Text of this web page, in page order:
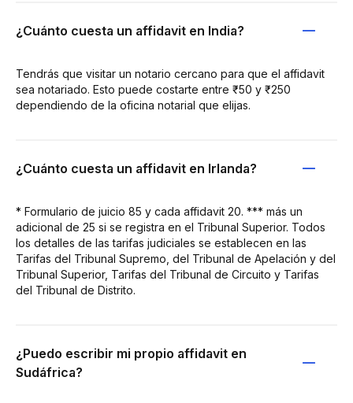
¿Cuánto cuesta un affidavit en India?
Tendrás que visitar un notario cercano para que el affidavit
sea notariado. Esto puede costarte entre ₹50 y ₹250
dependiendo de la oficina notarial que elijas.
¿Cuánto cuesta un affidavit en Irlanda?
* Formulario de juicio 85 y cada affidavit 20. *** más un
adicional de 25 si se registra en el Tribunal Superior. Todos
los detalles de las tarifas judiciales se establecen en las
Tarifas del Tribunal Supremo, del Tribunal de Apelación y del
Tribunal Superior, Tarifas del Tribunal de Circuito y Tarifas
del Tribunal de Distrito.
¿Puedo escribir mi propio affidavit en
Sudáfrica?